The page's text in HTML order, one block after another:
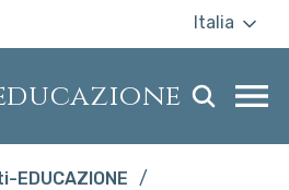
Italia
EDUCAZIONE